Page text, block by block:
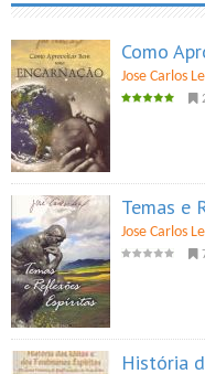
Como
Jose Carlos
Temas e
Jose Carlos
História